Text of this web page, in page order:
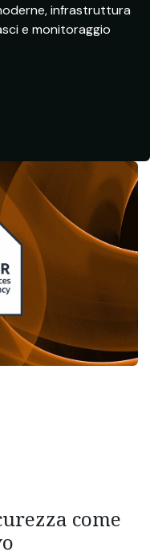
infrastruttura
e monitoraggio
come